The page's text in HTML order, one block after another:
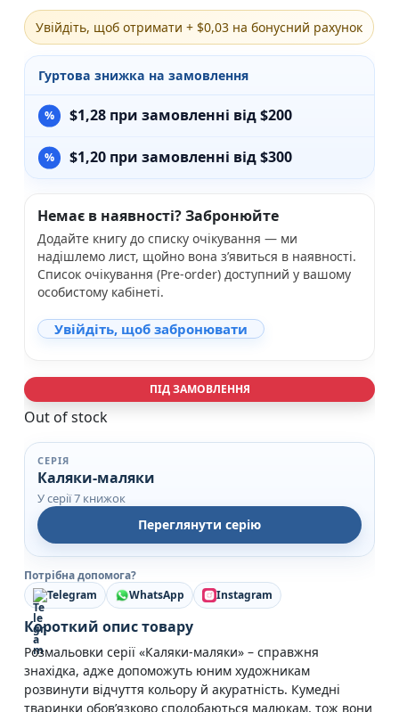
Увійдіть, щоб отримати + $0,03 на бонусний рахунок
Гуртова знижка на замовлення
$1,28 при замовленні від $200
$1,20 при замовленні від $300
Немає в наявності? Забронюйте
Додайте книгу до списку очікування — ми
надішлемо лист, щойно вона з’явиться в наявності.
Список очікування (Pre-order) доступний у вашому
особистому кабінеті.
Увійдіть, щоб забронювати
ПІД ЗАМОВЛЕННЯ
Out of stock
СЕРІЯ
Каляки-маляки
У серії 7 книжок
Переглянути серію
Потрібна допомога?
Telegram
WhatsApp Instagram
Короткий опис товару
Розмальовки серії «Каляки-маляки» – справжня
знахідка, адже допоможуть юним художникам
розвинути відчуття кольору й акуратність. Кумедні
тваринки обов’язково сподобаються малюкам, тож вони